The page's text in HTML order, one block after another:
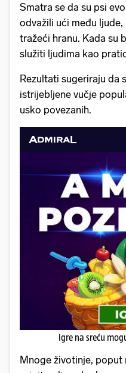
Smatra se da su psi
odvažili ući među
tražeći hranu. Kada su
služiti ljudima kao
Rezultati sugeriraju da
istrijebljene vučje
usko povezanih.
Igre na sreću
Mnoge životinje, poput